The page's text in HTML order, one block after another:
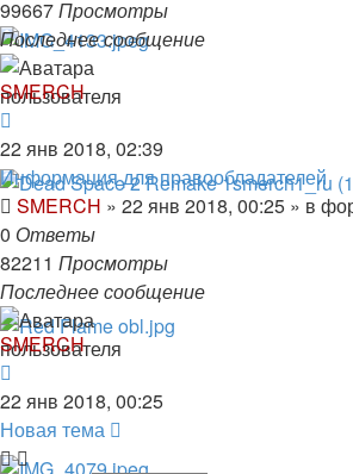
99667Просмотры
Последнее сообщение
SMERCH
22 янв 2018, 02:39
Информация для правообладателей
SMERCH » 22 янв 2018, 00:25 » в
0 Ответы
82211 Просмотры
Последнее сообщение
SMERCH
22 янв 2018, 00:25
Новая тема